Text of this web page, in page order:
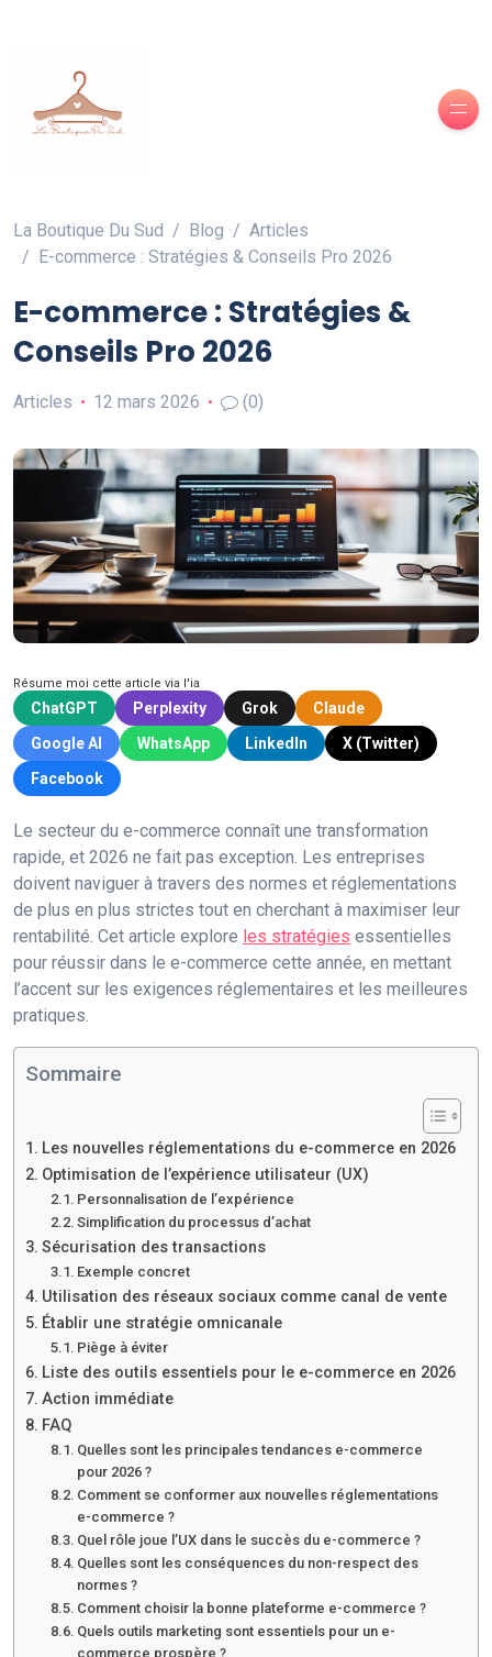
La Boutique Du Sud Blog
Articles
E-commerce : Stratégies & Conseils Pro 2026
E-commerce : Stratégies &
Conseils Pro 2026
Articles 12 mars 2026 (0)
Résume moi cette article via l'ia
ChatGPT Perplexity Grok
Claude
Google AI
WhatsApp LinkedIn
X (Twitter)
Facebook
Le secteur du e-commerce connaît une transformation
rapide, et 2026 ne fait pas exception. Les entreprises
doivent naviguer à travers des normes et réglementations
de plus en plus strictes tout en cherchant à maximiser leur
rentabilité. Cet article explore les stratégies essentielles
pour réussir dans le e-commerce cette année, en mettant
l’accent sur les exigences réglementaires et les meilleures
pratiques.
Sommaire
Les nouvelles réglementations du e-commerce en 2026
Optimisation de l’expérience utilisateur (UX)
Personnalisation de l’expérience
Simplification du processus d’achat
Sécurisation des transactions
Exemple concret
Utilisation des réseaux sociaux comme canal de vente
Établir une stratégie omnicanale
Piège à éviter
Liste des outils essentiels pour le e-commerce en 2026
Action immédiate
FAQ
Quelles sont les principales tendances e-commerce
pour 2026 ?
Comment se conformer aux nouvelles réglementations
e-commerce ?
Quel rôle joue l’UX dans le succès du e-commerce ?
Quelles sont les conséquences du non-respect des
normes ?
Comment choisir la bonne plateforme e-commerce ?
Quels outils marketing sont essentiels pour un e-
commerce prospère ?